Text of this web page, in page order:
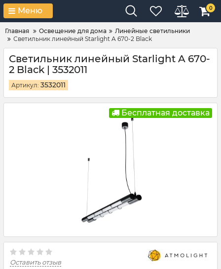
Меню 0
Главная Освещение для дома
Линейные светильники
Светильник линейный Starlight A 670-2 Black
Светильник линейный Starlight A 670-
2 Black | 3532011
Артикул: 3532011
Бесплатная доставка
Оставить отзыв